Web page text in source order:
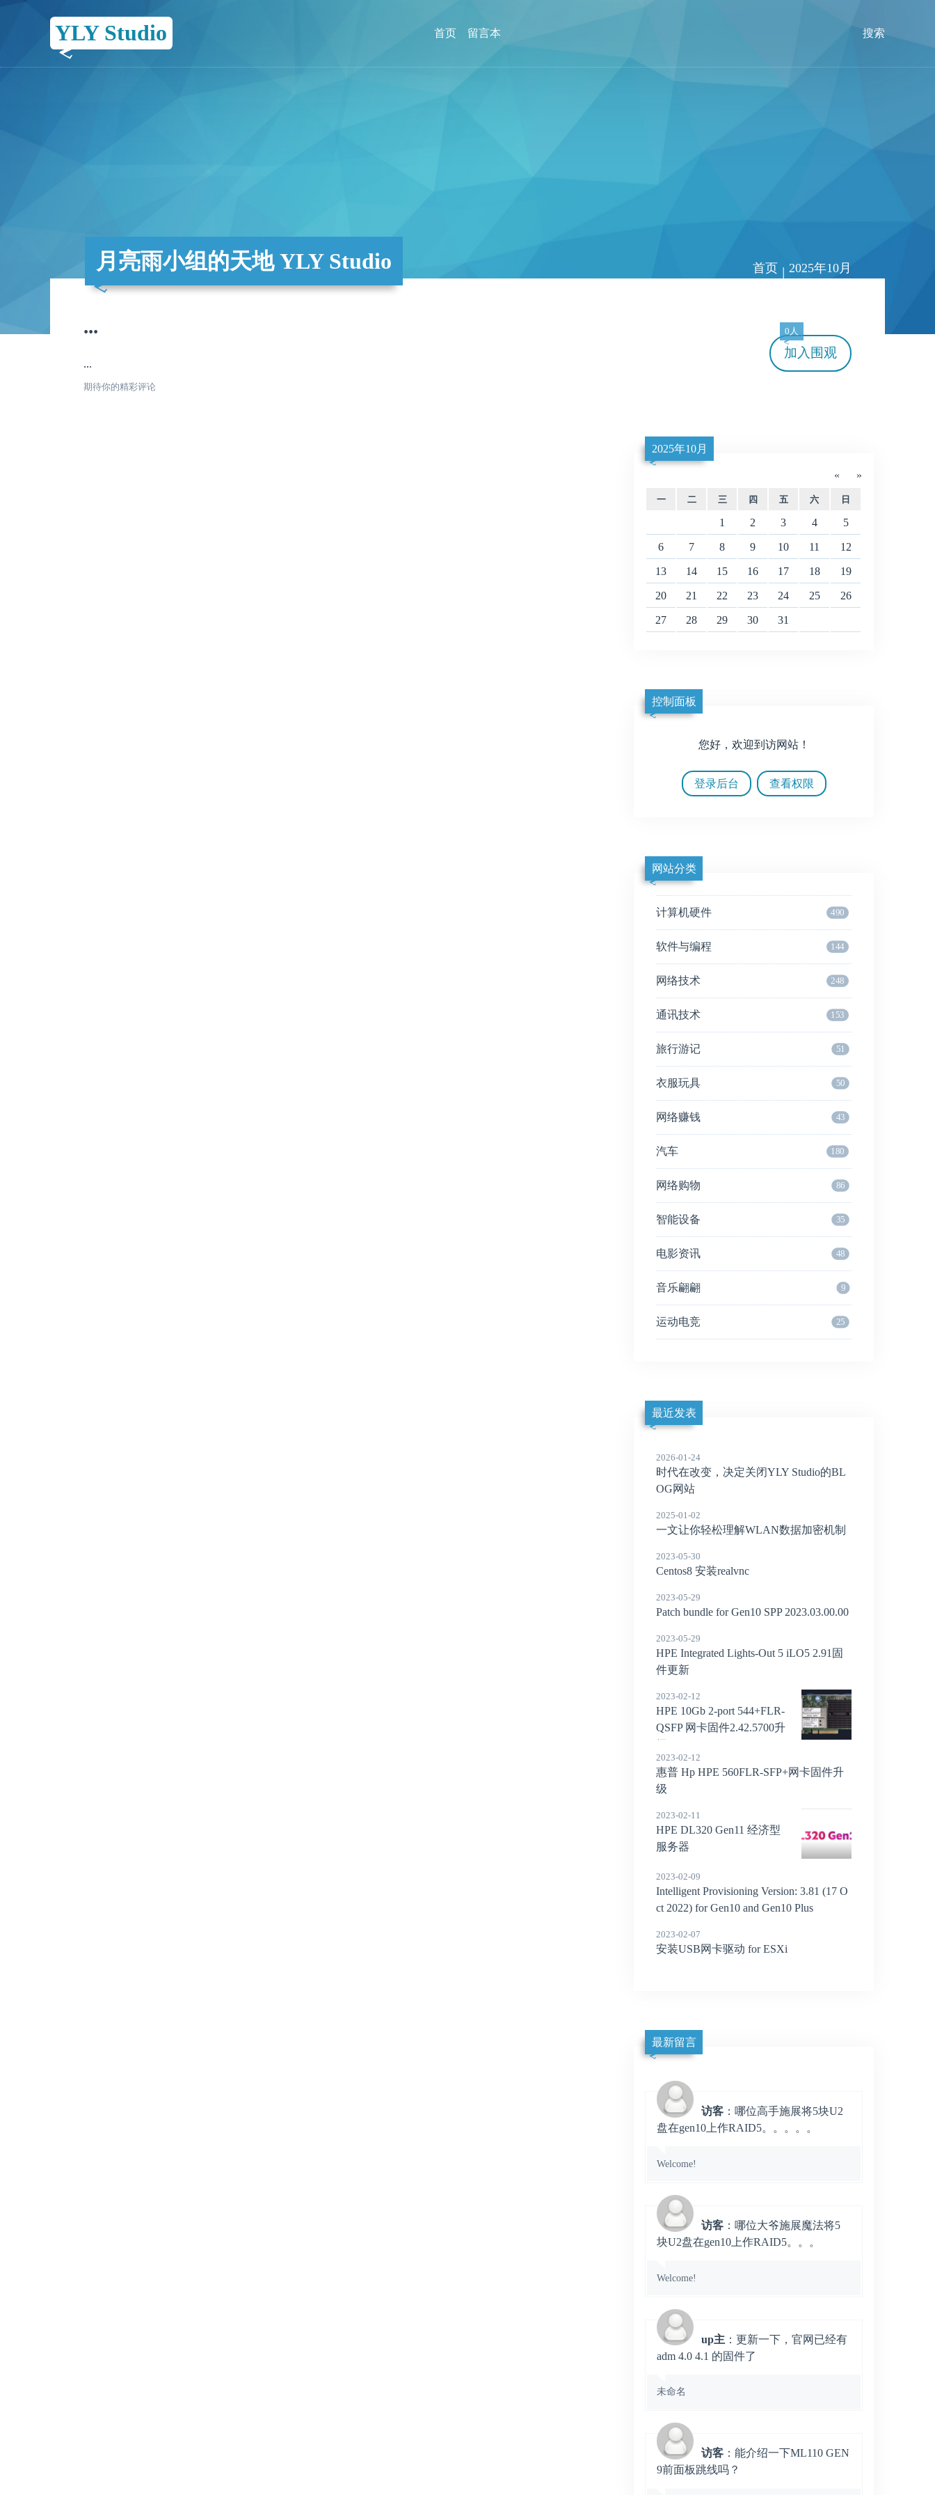
YLY Studio 首页 留言本 搜索
月亮雨小组的天地 YLY Studio 首页 | 2025年10月
...
...
期待你的精彩评论
加入
0人
围观
«
2025年10月
»
一 二 三 四 五 六 日
1 2 3 4 5
6 7 8 9 10 11 12
13 14 15 16 17 18 19
20 21 22 23 24 25 26
27 28 29 30 31
控制面板
您好，欢迎到访网站！
登录后台 查看权限
网站分类
计算机硬件 490
软件与编程 144
网络技术 248
通讯技术 153
旅行游记 51
衣服玩具 50
网络赚钱 43
汽车 180
网络购物 86
智能设备 35
电影资讯 48
音乐翩翩 9
运动电竞 25
最近发表
2026-01-24
时代在改变，决定关闭YLY Studio的BL
OG网站
2025-01-02
一文让你轻松理解WLAN数据加密机制
2023-05-30
Centos8 安装realvnc
2023-05-29
Patch bundle for Gen10 SPP 2023.03.00.00
2023-05-29
HPE Integrated Lights-Out 5 iLO5 2.91固
件更新
2023-02-12
HPE 10Gb 2-port 544+FLR-
QSFP 网卡固件2.42.5700升
2023-02-12
惠普 Hp HPE 560FLR-SFP+网卡固件升
级
2023-02-11
HPE DL320 Gen11 经济型
服务器
2023-02-09
Intelligent Provisioning Version: 3.81 (17 O
ct 2022) for Gen10 and Gen10 Plus
2023-02-07
安装USB网卡驱动 for ESXi
最新留言
访客 ：哪位高手施展将5块U2
盘在gen10上作RAID5。。。。。
Welcome!
访客 ：哪位大爷施展魔法将5
块U2盘在gen10上作RAID5。。。
Welcome!
up主 ：更新一下，官网已经有
adm 4.0 4.1 的固件了
未命名
访客 ：能介绍一下ML110 GEN
9前面板跳线吗？